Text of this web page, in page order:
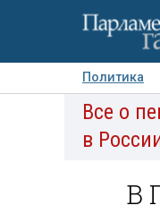
Политика
Авторы
Все о
в
В